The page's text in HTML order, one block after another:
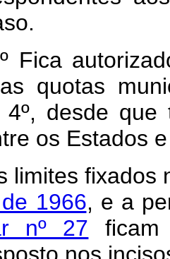
autorizado
quotas
desde
os Estados
limites fixados
1966, e a
nº 27